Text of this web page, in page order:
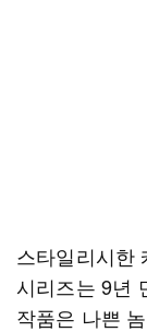
스타일리시한
시리즈는 9년
작품은 나쁜